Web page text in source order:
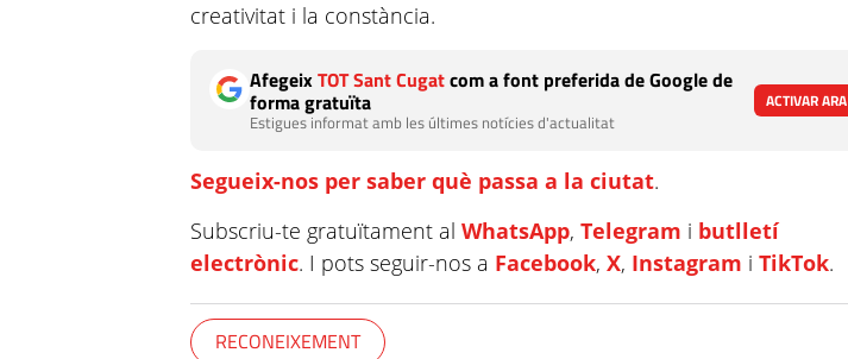
creativitat i la constància.
AfegeixTOT Sant Cugatcom a font preferida de Google de
forma gratuïta
Estigues informat amb les últimes notícies d'actualitat
ACTIVAR ARA
Segueix-nos per saber què passa a la ciutat.
Subscriu-te gratuïtament alWhatsApp,Telegram i butlletí
electrònic. I pots seguir-nos a Facebook,X, Instagram iTikTok.
RECONEIXEMENT